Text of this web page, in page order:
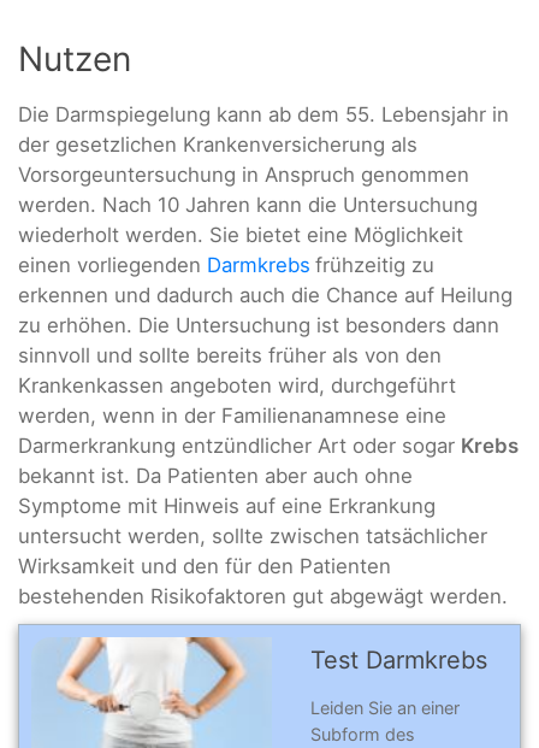
Nutzen
Die Darmspiegelung kann ab dem 55. Lebensjahr in
der gesetzlichen Krankenversicherung als
Vorsorgeuntersuchung in Anspruch genommen
werden. Nach 10 Jahren kann die Untersuchung
wiederholt werden. Sie bietet eine Möglichkeit
einen vorliegenden Darmkrebs frühzeitig zu
erkennen und dadurch auch die Chance auf Heilung
zu erhöhen. Die Untersuchung ist besonders dann
sinnvoll und sollte bereits früher als von den
Krankenkassen angeboten wird, durchgeführt
werden, wenn in der Familienanamnese eine
Darmerkrankung entzündlicher Art oder sogar Krebs
bekannt ist. Da Patienten aber auch ohne
Symptome mit Hinweis auf eine Erkrankung
untersucht werden, sollte zwischen tatsächlicher
Wirksamkeit und den für den Patienten
bestehenden Risikofaktoren gut abgewägt werden.
Test Darmkrebs
Leiden Sie an einer
Subform des